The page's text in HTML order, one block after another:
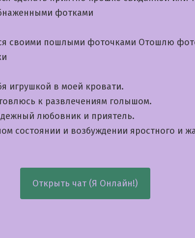
фотками
своими пошлыми фоточками Отошлю
игрушкой в моей кровати.
к развлечениям голышом.
любовник и приятель.
состоянии и возбуждении яростного и
Открыть чат (Я Онлайн!)